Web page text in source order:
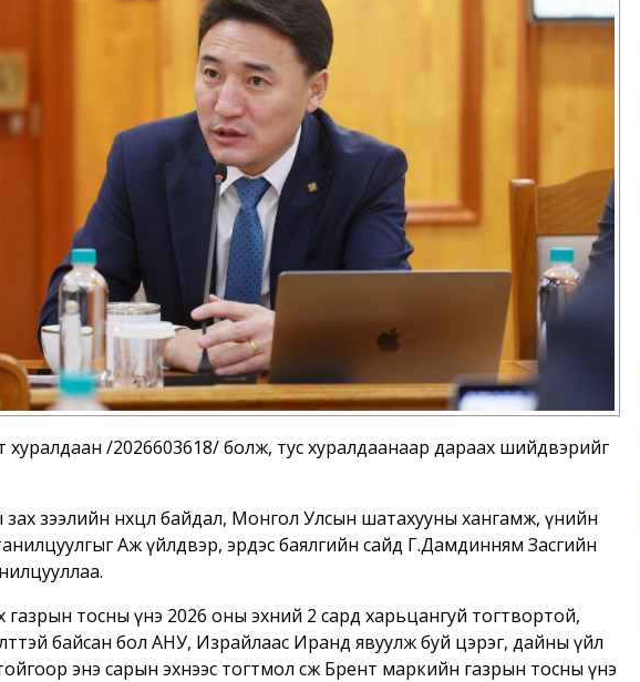
хуралдаан /2026603618/ болж, тус хуралдаанаар дараах шийдвэрийг
зээлийн нөхцөл байдал, Монгол Улсын шатахууны хангамж, үнийн
Аж үйлдвэр, эрдэс баялгийн сайд Г.Дамдинням Засгийн
газрын тосны үнэ 2026 оны эхний 2 сард харьцангуй тогтвортой,
байсан бол АНУ, Израйлаас Иранд явуулж буй цэрэг, дайны үйл
энэ сарын эхнээс тогтмол өсөж Брент маркийн газрын тосны үнэ